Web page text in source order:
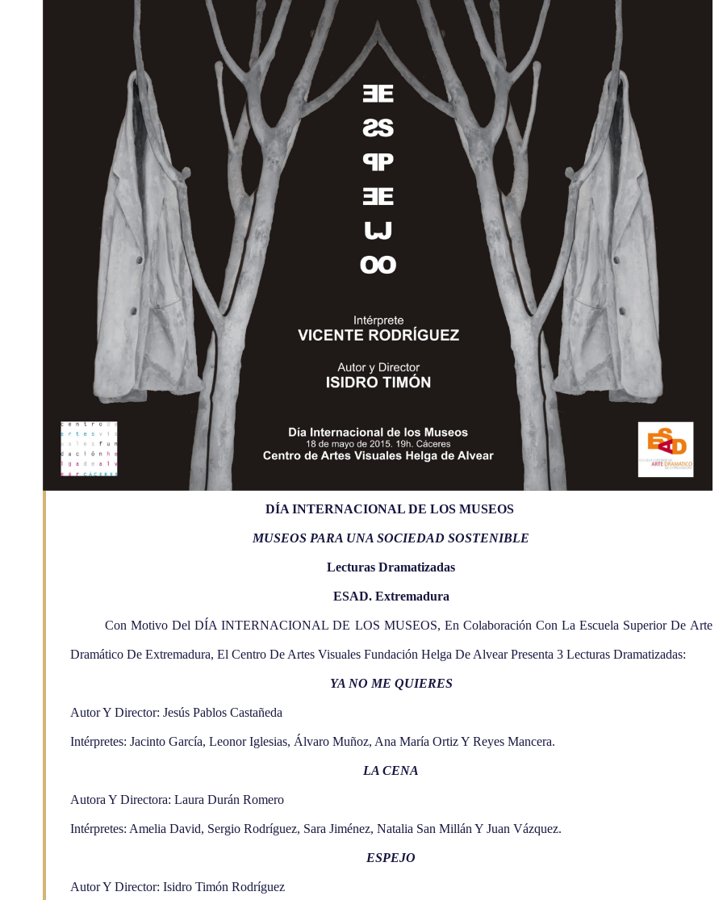
DÍA INTERNACIONAL DE LOS MUSEOS
MUSEOS PARA UNA SOCIEDAD SOSTENIBLE
Lecturas Dramatizadas
ESAD. Extremadura
Con Motivo Del DÍA INTERNACIONAL DE LOS MUSEOS, En Colaboración Con La Escuela Superior De Arte
Dramático DeExtremadura, El Centro De Artes Visuales Fundación Helga De Alvear Presenta 3 Lecturas Dramatizadas:
YA NO ME QUIERES
Autor Y Director: Jesús Pablos Castañeda
Intérpretes: Jacinto García, Leonor Iglesias, Álvaro Muñoz, Ana María Ortiz Y Reyes Mancera.
LA CENA
Autora Y Directora: Laura Durán Romero
Intérpretes: Amelia David, Sergio Rodríguez, Sara Jiménez, Natalia San Millán Y Juan Vázquez.
ESPEJO
Autor Y Director: Isidro Timón Rodríguez